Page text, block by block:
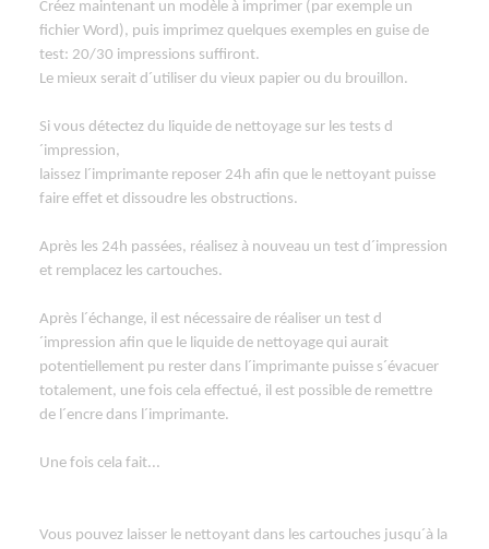
Créez maintenant un modèle à imprimer (par exemple un
fichier Word), puis imprimez quelques exemples en guise de
test: 20/30 impressions suffiront.
Le mieux serait d´utiliser du vieux papier ou du brouillon.
Si vous détectez du liquide de nettoyage sur les tests d
´impression,
laissez l´imprimante reposer 24h afin que le nettoyant puisse
faire effet et dissoudre les obstructions.
Après les 24h passées, réalisez à nouveau un test d´impression
et remplacez les cartouches.
Après l´échange, il est nécessaire de réaliser un test d
´impression afin que le liquide de nettoyage qui aurait
potentiellement pu rester dans l´imprimante puisse s´évacuer
totalement, une fois cela effectué, il est possible de remettre
de l´encre dans l´imprimante.
Une fois cela fait...
Vous pouvez laisser le nettoyant dans les cartouches jusqu´à la